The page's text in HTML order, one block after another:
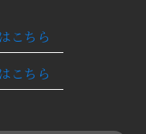
こちら
こちら